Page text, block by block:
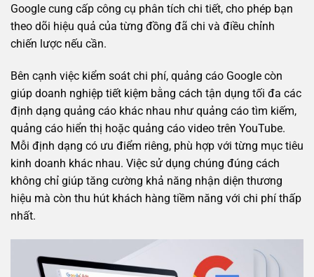
Google cung cấp công cụ phân tích chi tiết, cho phép bạn
theo dõi hiệu quả của từng đồng đã chi và điều chỉnh
chiến lược nếu cần.
Bên cạnh việc kiểm soát chi phí, quảng cáo Google còn
giúp doanh nghiệp tiết kiệm bằng cách tận dụng tối đa các
định dạng quảng cáo khác nhau như quảng cáo tìm kiếm,
quảng cáo hiển thị hoặc quảng cáo video trên YouTube.
Mỗi định dạng có ưu điểm riêng, phù hợp với từng mục tiêu
kinh doanh khác nhau. Việc sử dụng chúng đúng cách
không chỉ giúp tăng cường khả năng nhận diện thương
hiệu mà còn thu hút khách hàng tiềm năng với chi phí thấp
nhất.